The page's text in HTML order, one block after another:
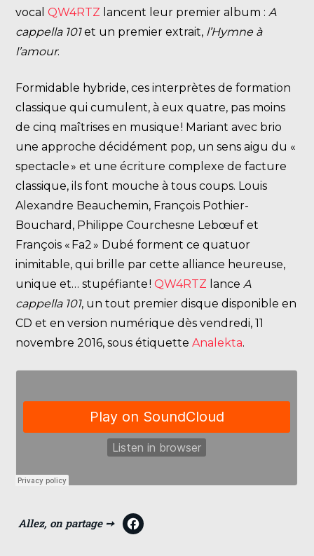
vocalQW4RTZ lancent leur premier album :A
cappella 101et un premier extrait, l’Hymne à
l’amour.
Formidable hybride, ces interprètes de formation
classique qui cumulent, à eux quatre, pas moins
de cinq maîtrises en musique ! Mariant avec brio
une approche décidément pop, un sens aigu du «
spectacle » et une écriture complexe de facture
classique, ils font mouche à tous coups. Louis
Alexandre Beauchemin, François Pothier-
Bouchard, Philippe Courchesne Lebœuf et
François « Fa2 » Dubé forment ce quatuor
inimitable, qui brille par cette alliance heureuse,
unique et… stupéfiante !QW4RTZ lanceA
cappella 101, un tout premier disque disponible en
CD et en version numérique dès vendredi, 11
novembre 2016, sous étiquetteAnalekta.